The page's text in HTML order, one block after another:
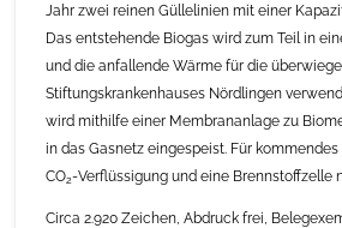
Jahr zwei reinen Güllelinien mit einer
Das entstehende Biogas wird zum Teil in
und die anfallende Wärme für die
Stiftungskrankenhauses Nördlingen
wird mithilfe einer Membrananlage zu
in das Gasnetz eingespeist. Für
CO2-Verflüssigung und eine Brennstoffzelle
Circa 2.920 Zeichen, Abdruck frei,